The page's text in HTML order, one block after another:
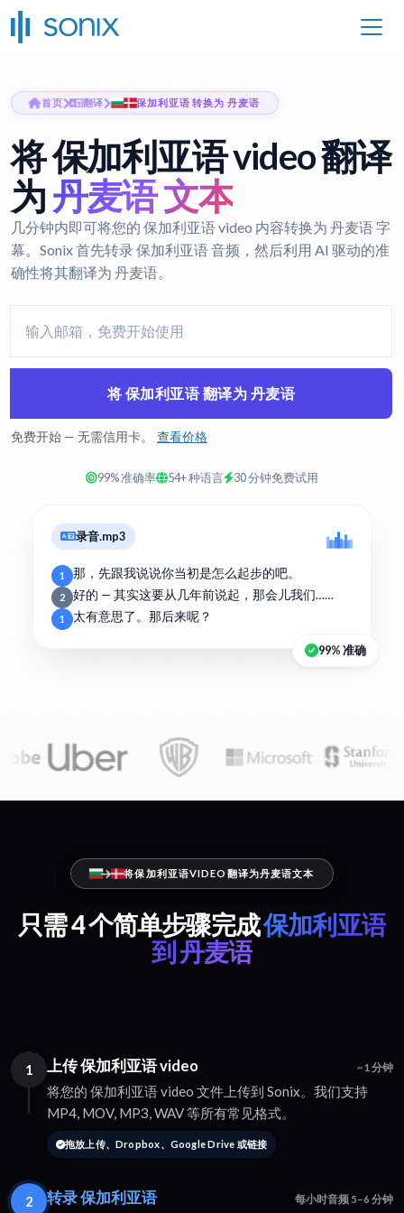
首页 翻译 保加利亚语 转换为 丹麦语
将 保加利亚语 video 翻译
为丹麦语 文本
几分钟内即可将您的 保加利亚语 video 内容转换为 丹麦语 字
幕。Sonix 首先转录 保加利亚语 音频，然后利用 AI 驱动的准
确性将其翻译为 丹麦语。
将 保加利亚语 翻译为 丹麦语
免费开始 — 无需信用卡。 查看价格
99% 准确率 54+ 种语言 30 分钟免费试用
录音.mp3
1 那，先跟我说说你当初是怎么起步的吧。
2 好的 — 其实这要从几年前说起，那会儿我们……
1 太有意思了。那后来呢？
99% 准确
将保加利亚语VIDEO翻译为丹麦语文本
只需 4 个简单步骤完成保加利亚语
到 丹麦语
1 上传 保加利亚语 video ~1 分钟
将您的 保加利亚语 video 文件上传到 Sonix。我们支持
MP4, MOV, MP3, WAV 等所有常见格式。
拖放上传、Dropbox、Google Drive 或链接
2 转录 保加利亚语 每小时音频 5–6 分钟